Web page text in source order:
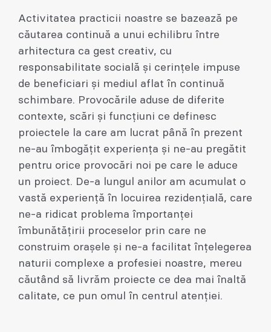
Activitatea practicii noastre se bazează pe
căutarea continuă a unui echilibru între
arhitectura ca gest creativ, cu
responsabilitate socială și cerințele impuse
de beneficiari și mediul aflat în continuă
schimbare. Provocările aduse de diferite
contexte, scări și funcțiuni ce definesc
proiectele la care am lucrat până în prezent
ne-au îmbogățit experiența și ne-au pregătit
pentru orice provocări noi pe care le aduce
un proiect. De-a lungul anilor am acumulat o
vastă experiență în locuirea rezidențială, care
ne-a ridicat problema împortanței
îmbunătățirii proceselor prin care ne
construim orașele și ne-a facilitat înțelegerea
naturii complexe a profesiei noastre, mereu
căutând să livrăm proiecte ce dea mai înaltă
calitate, ce pun omul în centrul atenției.